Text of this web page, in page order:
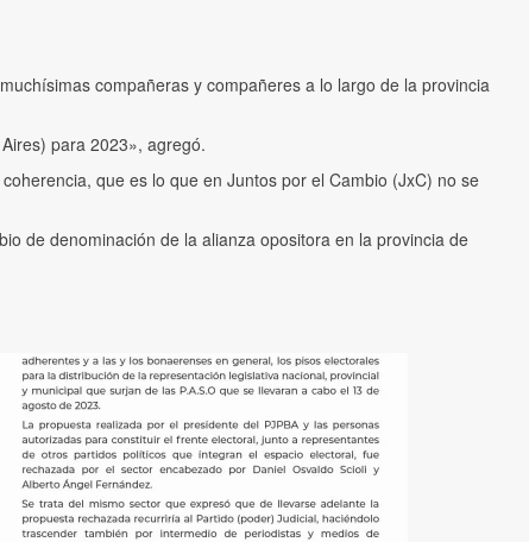
compañeras y compañeres a lo largo de la provincia
para 2023», agregó.
que es lo que en Juntos por el Cambio (JxC) no se
de denominación de la alianza opositora en la provincia de